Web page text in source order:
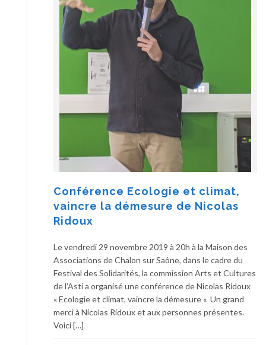
Conférence Ecologie et climat,
vaincre la démesure de Nicolas
Ridoux
Le vendredi 29 novembre 2019 à 20h à la Maison des
Associations de Chalon sur Saône, dans le cadre du
Festival des Solidarités, la commission Arts et Cultures
de l’Asti a organisé une conférence de Nicolas Ridoux
« Ecologie et climat, vaincre la démesure « Un grand
merci à Nicolas Ridoux et aux personnes présentes.
Voici […]